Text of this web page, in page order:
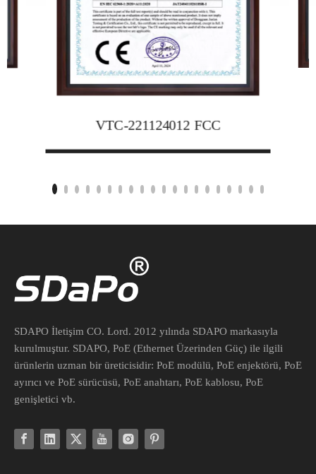
VTC-221124012 FCC
SDAPO İletişim CO. Lord. 2012 yılında SDAPO markasıyla
kurulmuştur. SDAPO, PoE (Ethernet Üzerinden Güç) ile ilgili
ürünlerin uzman bir üreticisidir: PoE modülü, PoE enjektörü, PoE
ayırıcı ve PoE sürücüsü, PoE anahtarı, PoE kablosu, PoE
genişletici vb.